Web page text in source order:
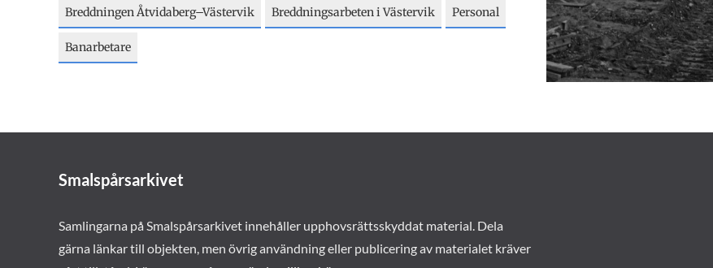
Breddningen Åtvidaberg–Västervik Breddningsarbeten i Västervik Personal
Banarbetare
Smalspårsarkivet
Samlingarna på Smalspårsarkivet innehåller upphovsrättsskyddat material. Dela
gärna länkar till objekten, men övrig användning eller publicering av materialet kräver